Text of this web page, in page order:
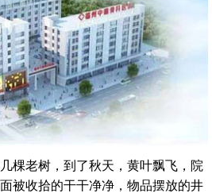
老树，到了秋天，黄叶飘飞，院
被收拾的干干净净，物品摆放的井